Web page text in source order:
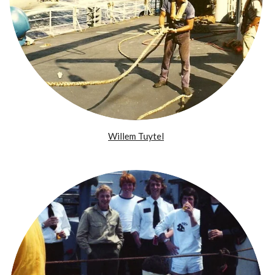
Willem Tuytel